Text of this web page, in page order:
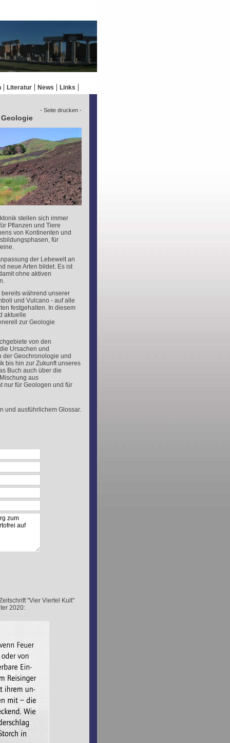
Literatur News Links
- Seite drucken -
stellen sich immer
Pflanzen und Tiere
von Kontinenten und
für
der Lebewelt an
neue Arten bildet. Es ist
ohne aktiven
während unserer
und Vulcano - auf alle
festgehalten. In diesem
aktuelle
zur Geologie
von den
Ursachen und
der Geochronologie und
bis hin zur Zukunft unseres
Buch auch über die
aus
nur für Geologen und für
und ausführlichem Glossar.
"Vier Viertel Kult"
2020: